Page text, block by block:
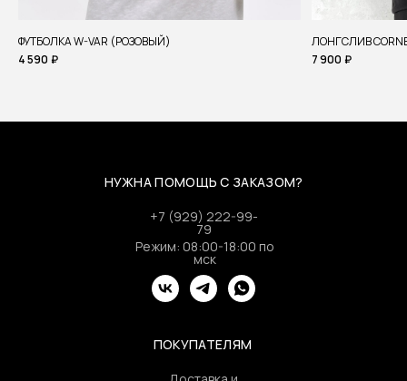
ФУТБОЛКА W-VAR (РОЗОВЫЙ)
4 590 ₽
ЛОНГСЛИВ
7 900 ₽
НУЖНА ПОМОЩЬ С ЗАКАЗОМ?
ПОКУПАТЕЛЯМ
+7 (929) 222-99-
79
Режим: 08:00-18:00 по
мск